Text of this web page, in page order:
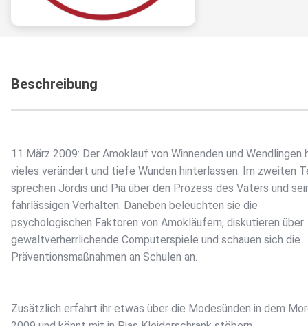
Beschreibung
11 März 2009: Der Amoklauf von Winnenden und Wendlingen
vieles verändert und tiefe Wunden hinterlassen. Im zweiten
sprechen Jördis und Pia über den Prozess des Vaters und
fahrlässigen Verhalten. Daneben beleuchten sie die
psychologischen Faktoren von Amokläufern, diskutieren über
gewaltverherrlichende Computerspiele und schauen sich die
Präventionsmaßnahmen an Schulen an.
Zusätzlich erfahrt ihr etwas über die Modesünden in dem